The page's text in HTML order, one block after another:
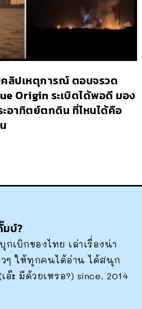
ลิปเหตุการณ์ ตอนจรวด
Origin ระเบิดได้พอดี มอง
ะอาทิตย์ตกดิน ที่ไหนได้คือ
บ์?
กเบิกของไทย เล่าเรื่องน่า
ๆ ให้ทุกคนได้อ่าน ได้สนุก
อ๊ะ มีด้วยเหรอ?) since. 2014